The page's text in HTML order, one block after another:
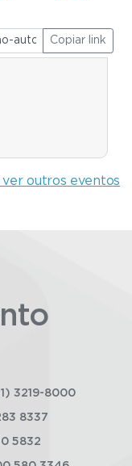
Copiar link
outros eventos
3219-8000
8337
5832